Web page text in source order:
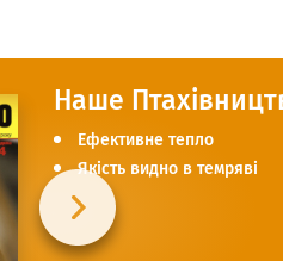
Наше
Ефективне тепло
Якість видно в темряві